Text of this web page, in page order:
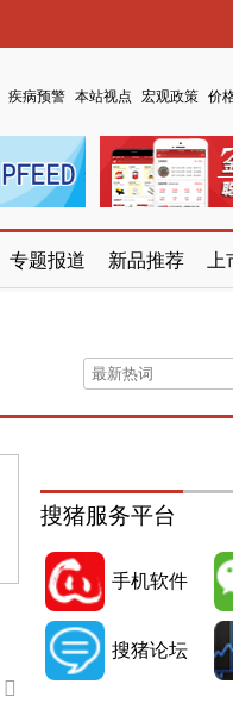
疾病预警 本站视点 宏观政策 价
专题报道 新品推荐
搜猪服务平台
手机软件
搜猪论坛